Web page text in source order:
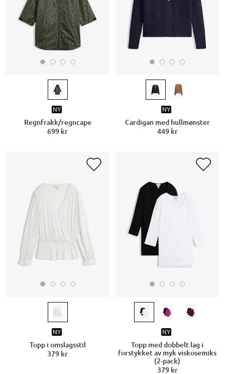
NY
Regnfrakk/regncape
699 kr
NY
Cardigan med hullmønster
449 kr
NY
Topp i omslagsstil
379 kr
NY
Topp med dobbelt lag i
forstykket av myk viskosemiks
(2-pack)
379 kr